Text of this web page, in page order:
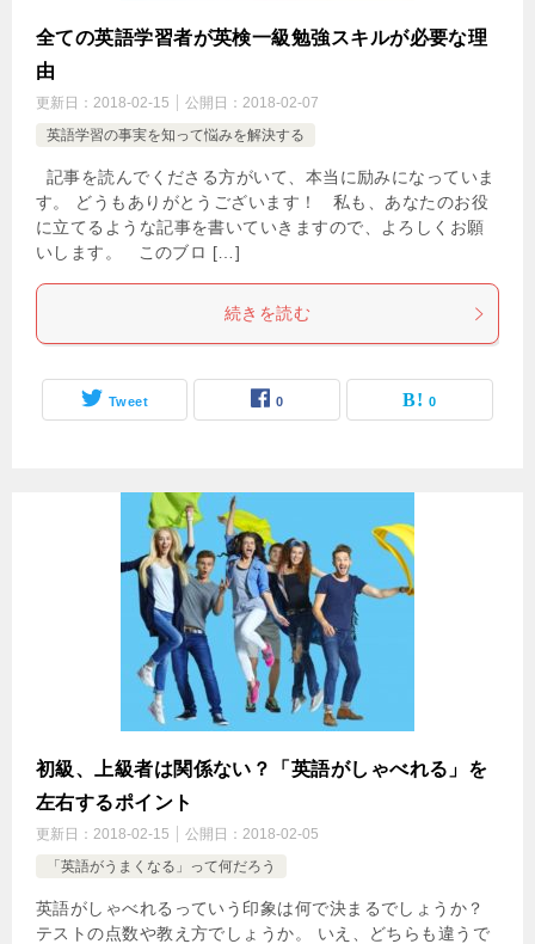
全ての英語学習者が英検一級勉強スキルが必要な理
由
更新日： 2018-02-15 公開日： 2018-02-07
英語学習の事実を知って悩みを解決する
記事を読んでくださる方がいて、本当に励みになっていま
す。 どうもありがとうございます！ 私も、あなたのお役
に立てるような記事を書いていきますので、よろしくお願
いします。 このブロ […]
続きを読む
Tweet 0 0
初級、上級者は関係ない？「英語がしゃべれる」を
左右するポイント
更新日： 2018-02-15 公開日： 2018-02-05
「英語がうまくなる」って何だろう
英語がしゃべれるっていう印象は何で決まるでしょうか？
テストの点数や教え方でしょうか。 いえ、どちらも違うで